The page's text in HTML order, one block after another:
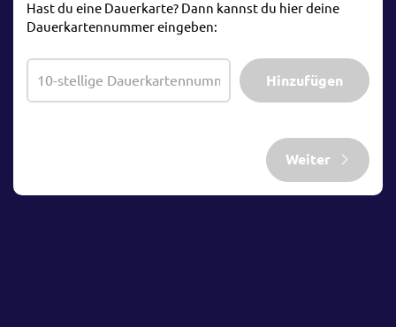
Hast du eine Dauerkarte? Dann kannst du hier deine
Dauerkartennummer eingeben:
Hinzufügen
Weiter